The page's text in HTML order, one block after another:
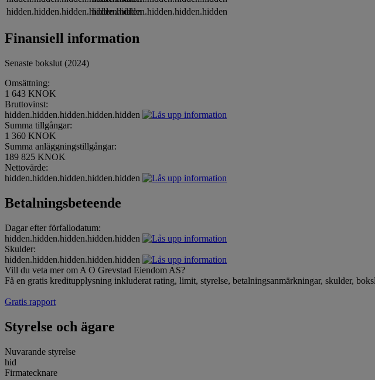
hidden.hidden.hidden.hidden.hiddenhidden.hidden.hidden.hidden.hidden
Finansiell information
Senaste bokslut (2024)
Omsättning:
1 643 KNOK
Bruttovinst:
hidden.hidden.hidden.hidden.hidden
Summa tillgångar:
1 360 KNOK
Summa anläggningstillgångar:
189 825 KNOK
Nettovärde:
hidden.hidden.hidden.hidden.hidden
Betalningsbeteende
Dagar efter förfallodatum:
hidden.hidden.hidden.hidden.hidden
Skulder:
hidden.hidden.hidden.hidden.hidden
Vill du veta mer om A O Grevstad Eiendom AS?
Få en gratis kreditupplysning inkluderat rating, limit, styrelse, betalningsanmärkningar, skulder,
Gratis rapport
Styrelse och ägare
Nuvarande styrelse
hid
Firmatecknare